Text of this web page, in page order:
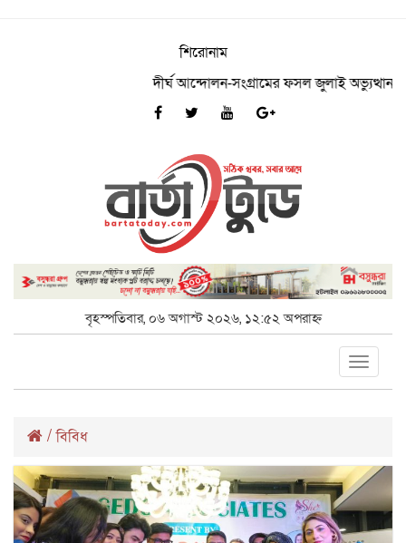
শিরোনাম
দীর্ঘ আন্দোলন-সংগ্রামের ফসল জুলাই অভ্যুত্থান: আসলাম
বৃহস্পতিবার, ০৬ অগাস্ট ২০২৬, ১২:৫২ অপরাহ্ন
Toggle
/বিবিধ